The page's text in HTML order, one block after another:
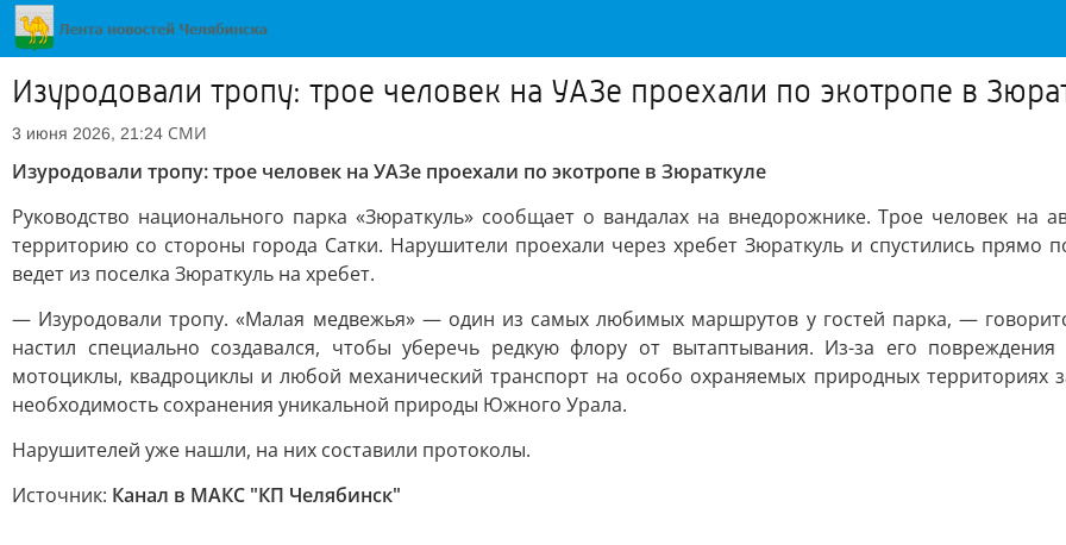
Изуродовали тропу: трое человек на УАЗе проехали по экотропе в
3 июня 2026, 21:24 СМИ
Изуродовали тропу: трое человек на УАЗе проехали по экотропе в Зюраткуле
Руководство национального парка «Зюраткуль» сообщает о вандалах на внедорожнике. Трое человек на
территорию со стороны города Сатки. Нарушители проехали через хребет Зюраткуль и спустились прямо
ведет из поселка Зюраткуль на хребет.
— Изуродовали тропу. «Малая медвежья» — один из самых любимых маршрутов у гостей парка, —
настил специально создавался, чтобы уберечь редкую флору от вытаптывания. Из-за его
мотоциклы, квадроциклы и любой механический транспорт на особо охраняемых природных территориях
необходимость сохранения уникальной природы Южного Урала.
Нарушителей уже нашли, на них составили протоколы.
Источник: Канал в МАКС "КП Челябинск"